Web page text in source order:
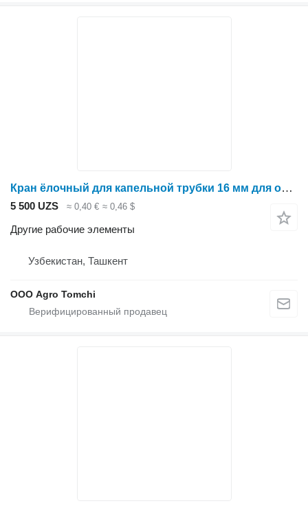
Кран ёлочный для капельной трубки 16 мм для опрыскивателя
5 500 UZS ≈ 0,40 € ≈ 0,46 $
Другие рабочие элементы
Узбекистан, Ташкент
ООО Agro Tomchi